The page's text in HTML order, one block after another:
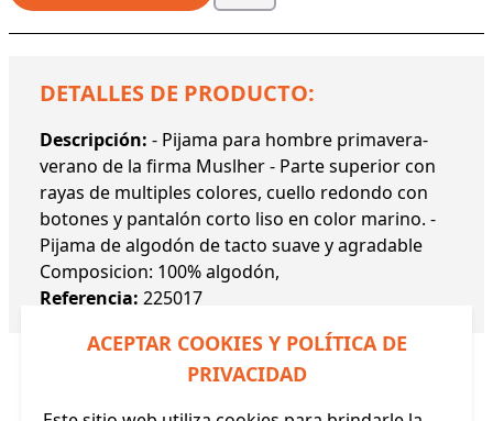
DETALLES DE PRODUCTO:
Descripción: - Pijama para hombre primavera-
verano de la firma Muslher - Parte superior con
rayas de multiples colores, cuello redondo con
botones y pantalón corto liso en color marino. -
Pijama de algodón de tacto suave y agradable
Composicion: 100% algodón,
Referencia: 225017
ACEPTAR COOKIES Y POLÍTICA DE
PRIVACIDAD